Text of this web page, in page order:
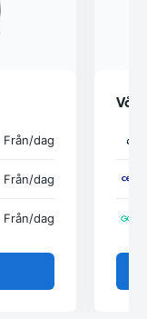
Från/dag
Från/dag
Från/dag